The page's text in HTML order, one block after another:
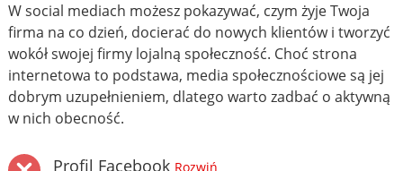
W social mediach możesz pokazywać, czym żyje Twoja
firma na co dzień, docierać do nowych klientów i tworzyć
wokół swojej firmy lojalną społeczność. Choć strona
internetowa to podstawa, media społecznościowe są jej
dobrym uzupełnieniem, dlatego warto zadbać o aktywną
w nich obecność.
Profil Facebook